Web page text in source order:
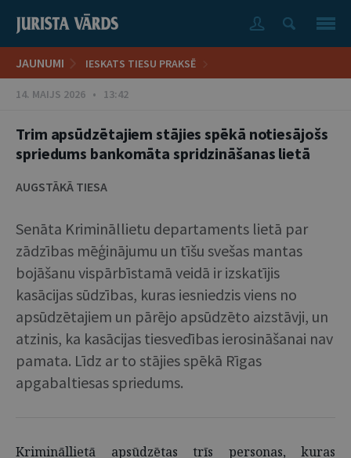
JAUNUMI IESKATS TIESU PRAKSĒ
14. MAIJS 2026 • 13:42
Trim apsūdzētajiem stājies spēkā notiesājošs
spriedums bankomāta spridzināšanas lietā
AUGSTĀKĀ TIESA
Senāta Krimināllietu departaments lietā par
zādzības mēģinājumu un tīšu svešas mantas
bojāšanu vispārbīstamā veidā ir izskatījis
kasācijas sūdzības, kuras iesniedzis viens no
apsūdzētajiem un pārējo apsūdzēto aizstāvji, un
atzinis, ka kasācijas tiesvedības ierosināšanai nav
pamata. Līdz ar to stājies spēkā Rīgas
apgabaltiesas spriedums.
Krimināllietā apsūdzētas trīs personas, kuras